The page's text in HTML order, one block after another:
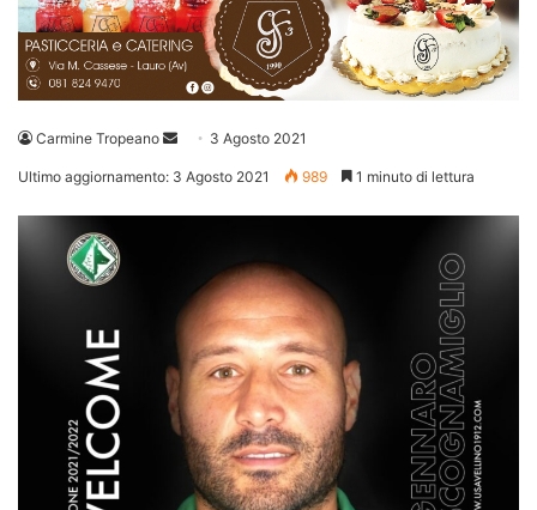
Carmine Tropeano
Invia 3 Agosto 2021
Ultimo aggiornamento: 3 Agosto 2021 989 1 minuto di lettura